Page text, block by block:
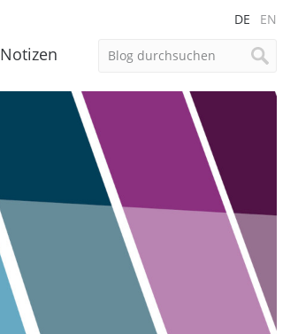
DE EN
Notizen